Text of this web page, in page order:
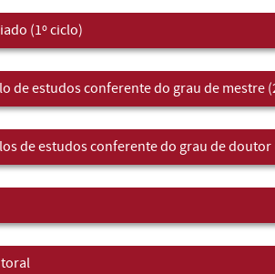
(1º ciclo)
de estudos conferente do grau de mestre
de estudos conferente do grau de doutor